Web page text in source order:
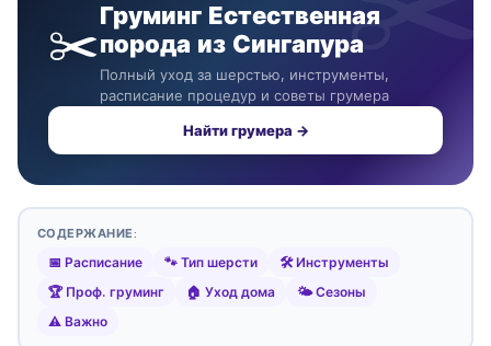
✂️Груминг Естественная
порода из Сингапура
Полный уход за шерстью, инструменты,
расписание процедур и советы грумера
Найти грумера →
СОДЕРЖАНИЕ:
📅 Расписание 🐾 Тип шерсти
🛠️ Инструменты
🏆 Проф. груминг
🏠 Уход дома
🌤️ Сезоны
⚠️ Важно